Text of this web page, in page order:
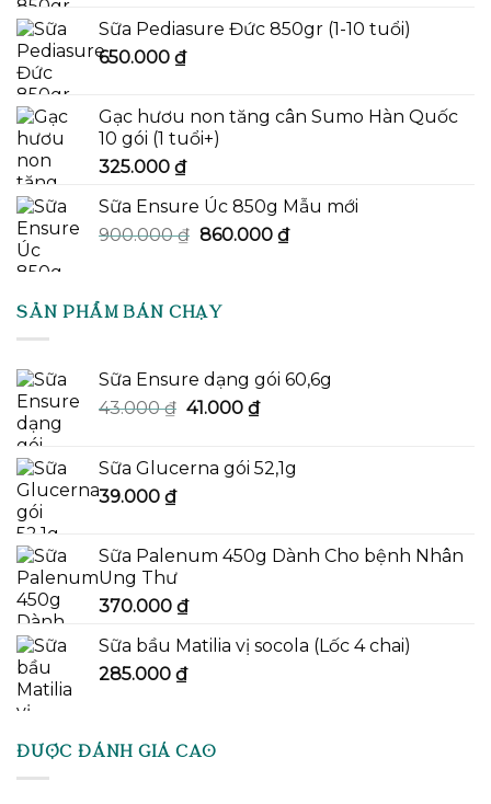
Sữa Pediasure Đức 850gr (1-10 tuổi)
650.000 ₫
Gạc hươu non tăng cân Sumo Hàn Quốc
10 gói (1 tuổi+)
325.000 ₫
Sữa Ensure Úc 850g Mẫu mới
900.000₫ Giá
900.000 ₫.
860.000 ₫Giá
SẢN PHẨM BÁN CHẠY
Sữa Ensure dạng gói 60,6g
43.000₫ Giá
43.000 ₫.
41.000 ₫Giá
là:
Sữa Glucerna gói 52,1g
39.000 ₫
Sữa Palenum 450g Dành Cho bệnh Nhân
Ung Thư
370.000 ₫
Sữa bầu Matilia vị socola (Lốc 4 chai)
285.000 ₫
ĐƯỢC ĐÁNH GIÁ CAO